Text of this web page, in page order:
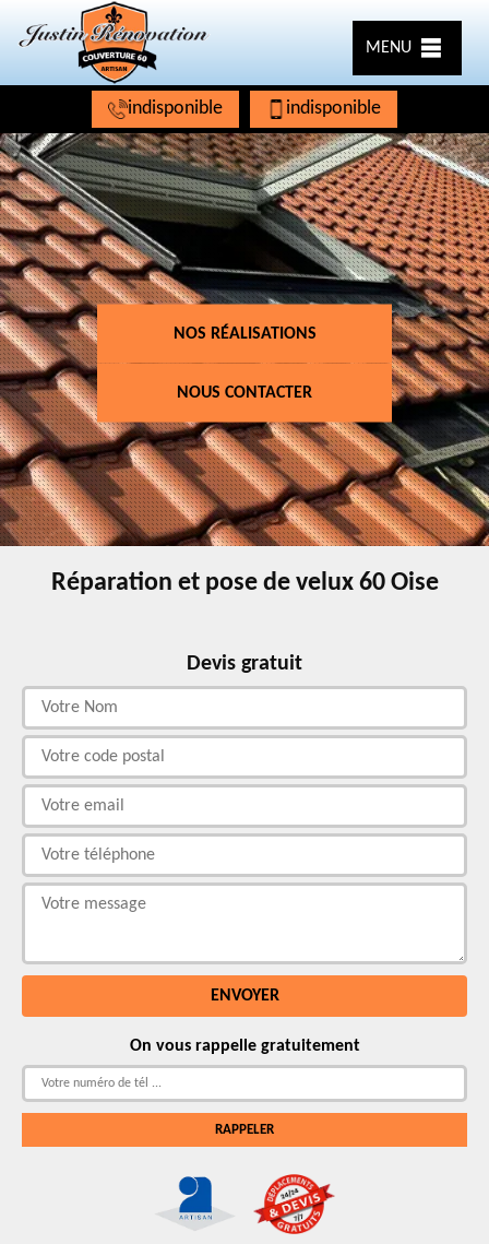
MENU
indisponible indisponible
NOS RÉALISATIONS
NOUS CONTACTER
Réparation et pose de velux 60 Oise
Devis gratuit
On vous rappelle gratuitement